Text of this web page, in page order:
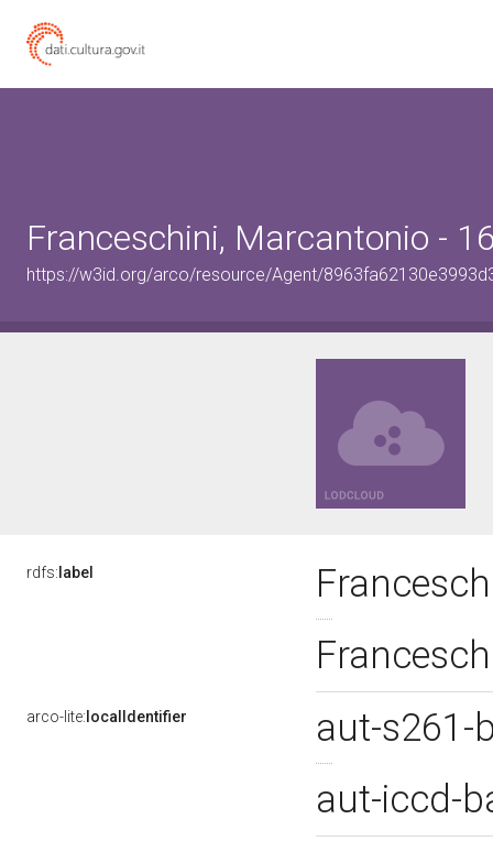
Franceschini, Marcantonio -
https://w3id.org/arco/resource/Agent/
rdfs: label
arco-lite: localIdentifier
aut-s261-
aut-iccd-